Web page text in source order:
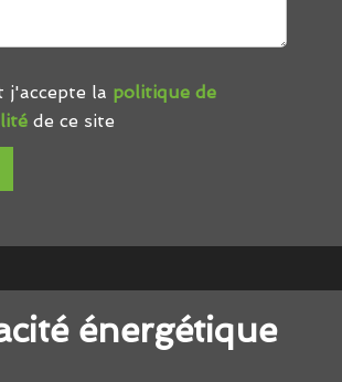
j'accepte la politique de
de ce site
énergétique